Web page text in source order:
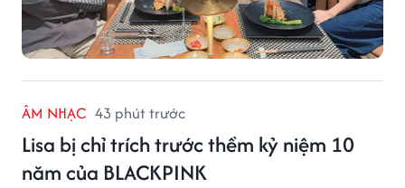
ÂM NHẠC 43 phút trước
Lisa bị chỉ trích trước thềm kỷ niệm 10
năm của BLACKPINK